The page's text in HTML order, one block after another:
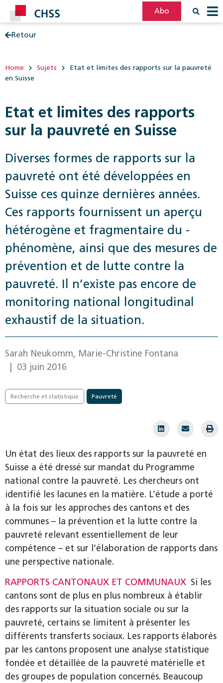
Abo
Retour
Home Sujets
Etat et limites des rapports sur la pauvreté
en Suisse
Etat et limites des rapports
sur la pauvreté en Suisse
Diverses formes de rapports sur la
pauvreté ont été développées en
Suisse ces quinze ­dernières années.
Ces rapports fournissent un aperçu
hétérogène et fragmentaire du ­
phénomène, ­ainsi que des mesures de
prévention et de lutte contre la
pauvreté. Il n’existe pas encore ­de
moni­toring national longitudinal
exhaustif de la situation.
Sarah Neukomm, Marie-Christine Fontana
| 03 juin 2016
Recherche et statistique Pauvreté
Un état des lieux des rapports sur la pauvreté en
Suisse a été dressé sur mandat du Programme
national contre la pauvreté. Les chercheurs ont
identifié les lacunes en la matière. L’étude a porté
à la fois sur les approches des cantons et des
communes – la prévention et la lutte contre la
pauvreté relevant essentiellement de leur
compétence – et sur l’élaboration de rapports dans
une perspective nationale.
RAPPORTS CANTONAUX ET COMMUNAUX Si les
cantons sont de plus en plus nombreux à établir
des rapports sur la situation sociale ou sur la
pauvreté, certains se limitent à présenter les
différents transferts sociaux. Les rapports élaborés
par les cantons proposent une analyse statistique
fondée et détaillée de la pauvreté matérielle et
des groupes de population concernés. Beaucoup